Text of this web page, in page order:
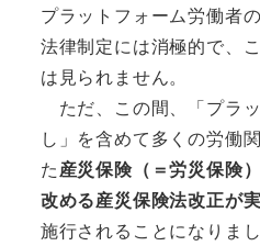
プラットフォーム労働者
法律制定には消極的で、
は見られません。
ただ、この間、「プラ
し」を含めて多くの労働
た産災保険（＝労災保険
改める産災保険法改正が
施行されることになりま